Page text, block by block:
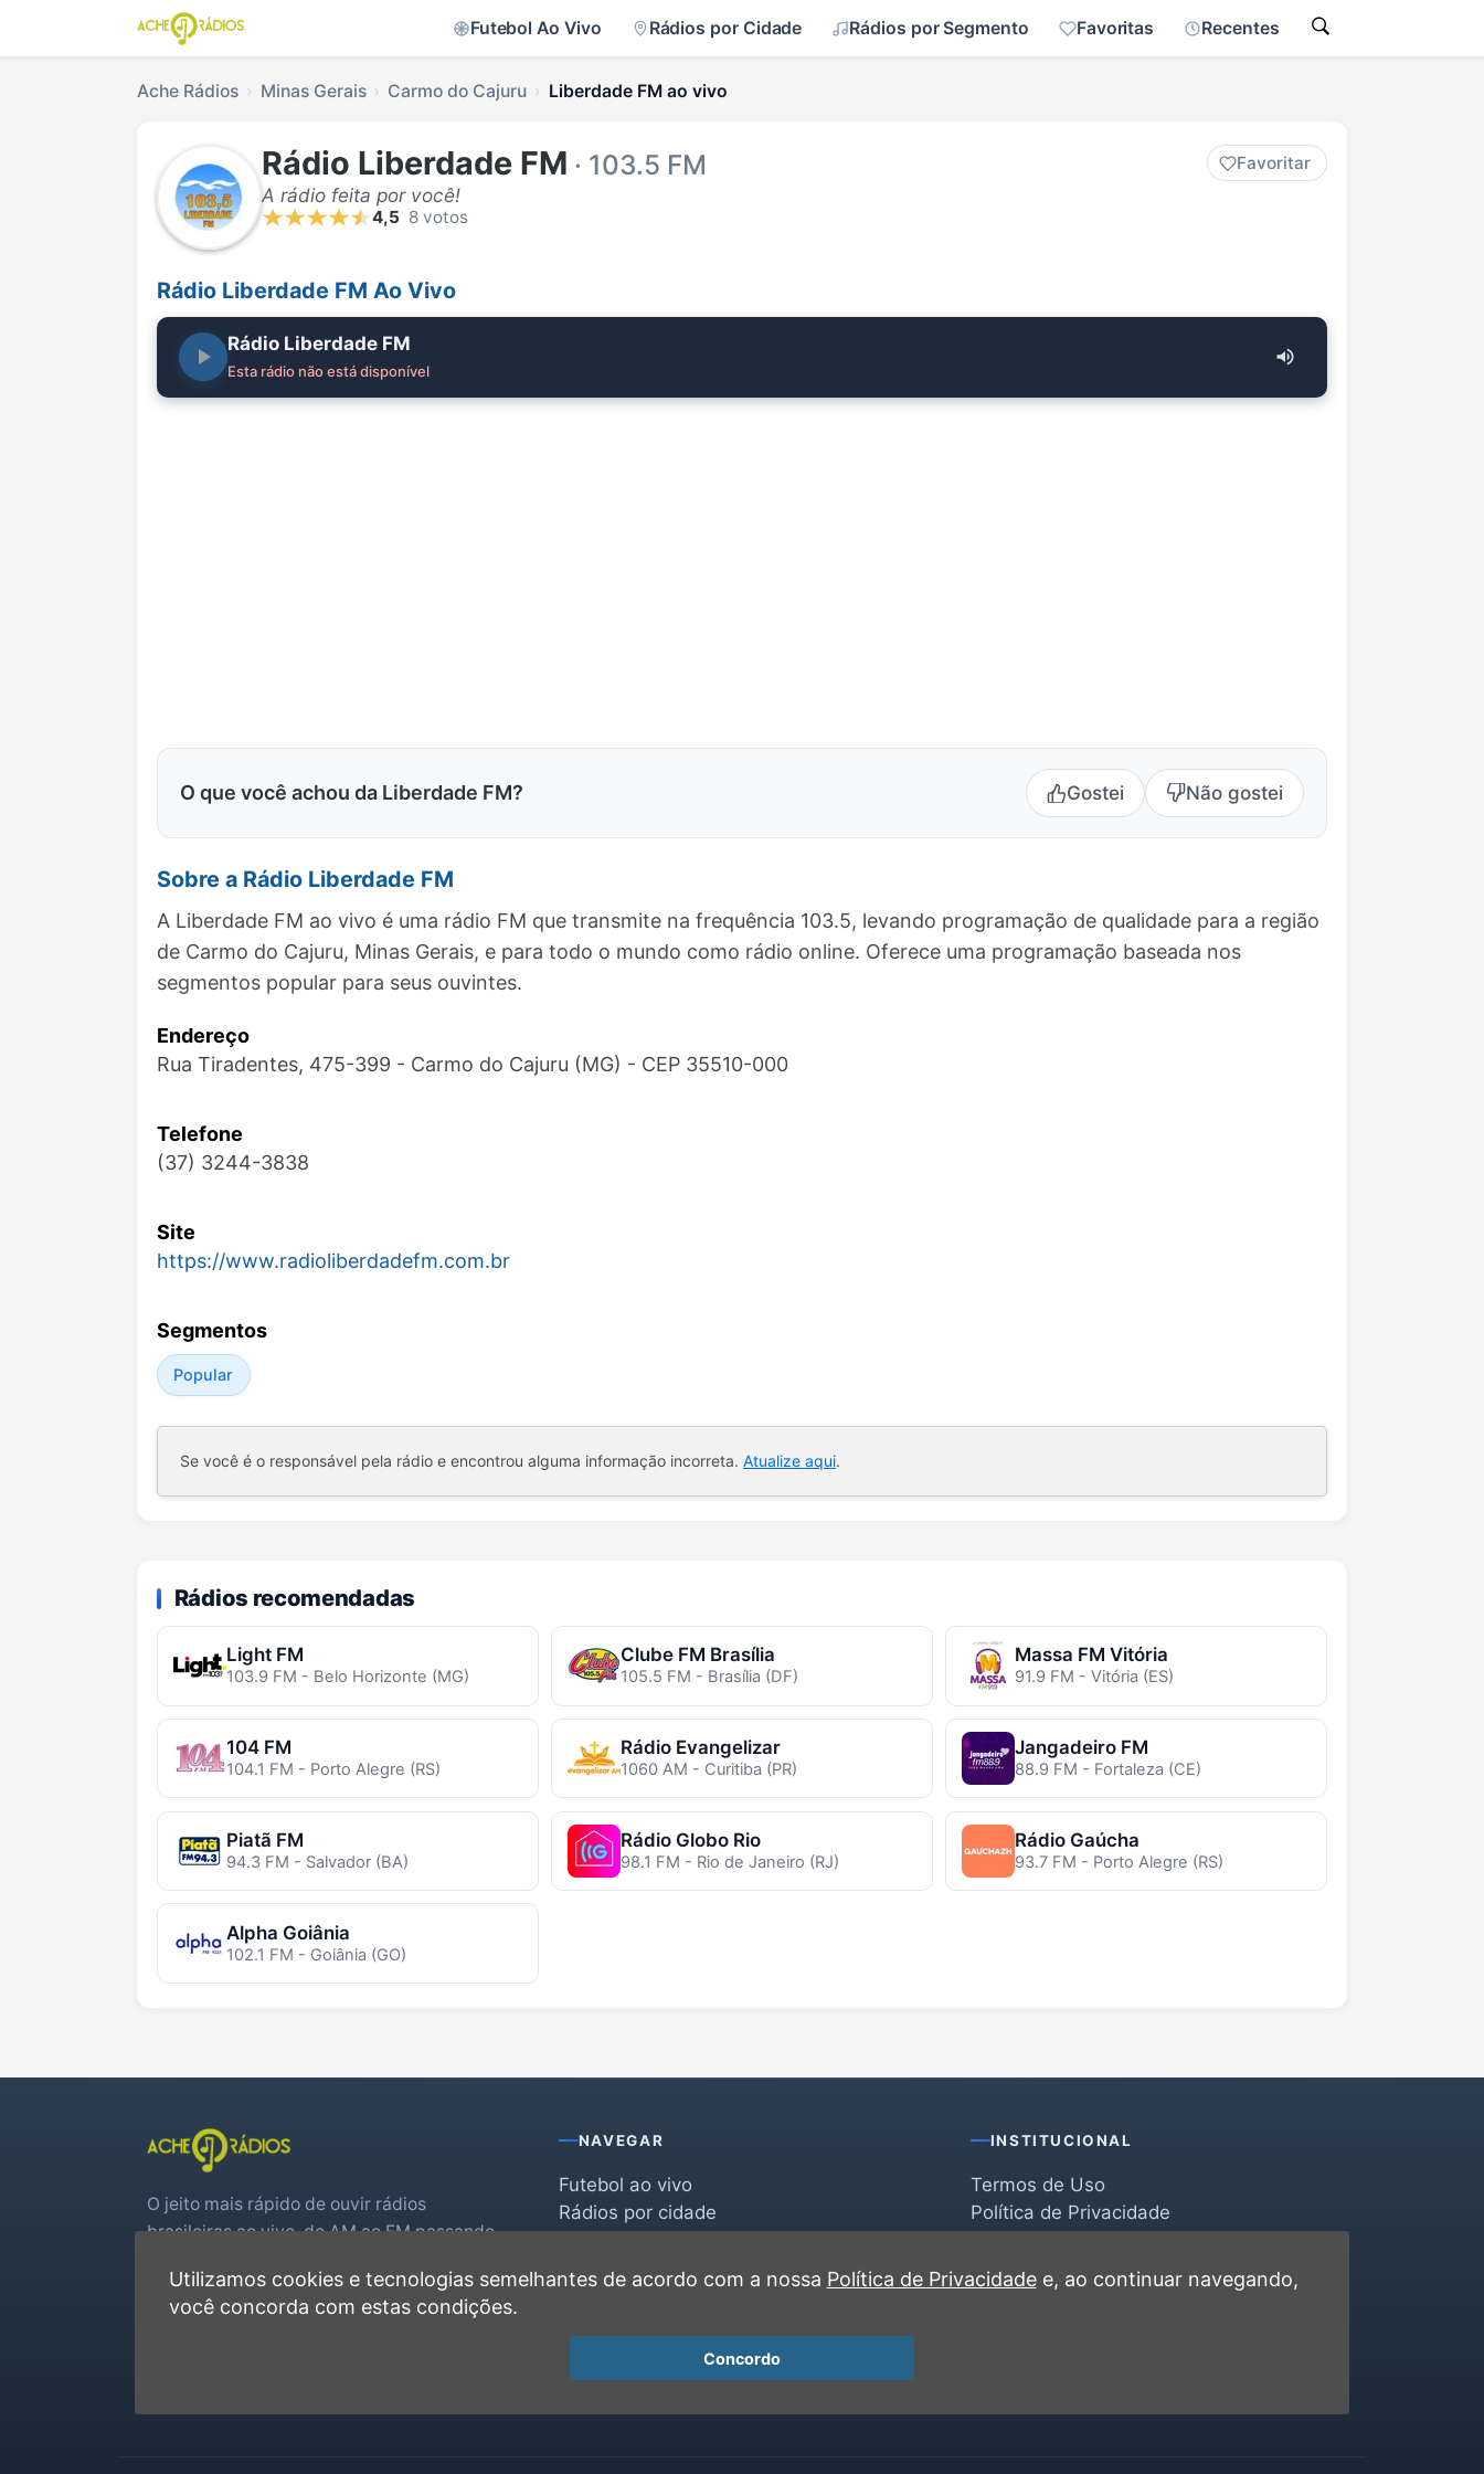
Futebol Ao Vivo Rádios por Cidade Rádios por Segmento Favoritas Recentes
Ache Rádios Minas Gerais Carmo do Cajuru Liberdade FM ao vivo
Rádio Liberdade FM · 103.5 FM
A rádio feita por você!
Favoritar
4,5 8 votos
Rádio Liberdade FM Ao Vivo
Rádio Liberdade FM
Esta rádio não está disponível
O que você achou da Liberdade FM? Gostei Não gostei
Sobre a Rádio Liberdade FM
A Liberdade FM ao vivo é uma rádio FM que transmite na frequência 103.5, levando programação de qualidade para a região
de Carmo do Cajuru, Minas Gerais, e para todo o mundo como rádio online. Oferece uma programação baseada nos
segmentos popular para seus ouvintes.
Endereço
Rua Tiradentes, 475-399 - Carmo do Cajuru (MG) - CEP 35510-000
Telefone
(37) 3244-3838
Site
https://www.radioliberdadefm.com.br
Segmentos
Popular
Se você é o responsável pela rádio e encontrou alguma informação incorreta. Atualize aqui.
Rádios recomendadas
Light FM
103.9 FM - Belo Horizonte (MG)
Clube FM Brasília
105.5 FM - Brasília (DF)
Massa FM Vitória
91.9 FM - Vitória (ES)
104 FM
104.1 FM - Porto Alegre (RS)
Rádio Evangelizar
1060 AM - Curitiba (PR)
Jangadeiro FM
88.9 FM - Fortaleza (CE)
Piatã FM
94.3 FM - Salvador (BA)
Rádio Globo Rio
98.1 FM - Rio de Janeiro (RJ)
Rádio Gaúcha
93.7 FM - Porto Alegre (RS)
Alpha Goiânia
102.1 FM - Goiânia (GO)
O jeito mais rápido de ouvir rádios
brasileiras ao vivo, do AM ao FM passando
real.
NAVEGAR
Futebol ao vivo
Rádios por cidade
Favoritas
INSTITUCIONAL
Termos de Uso
Política de Privacidade
Contato
Utilizamos cookies e tecnologias semelhantes de acordo com a nossa Política de Privacidadee, ao continuar navegando,
você concorda com estas condições.
Concordo